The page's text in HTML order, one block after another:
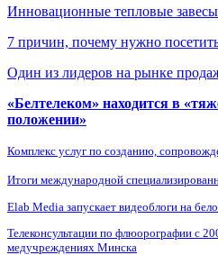
Инновационные тепловые завесы
7 причин, почему нужно
Один из лидеров на рынке
«Белтелеком» находится в
положении»
Комплекс услуг по созданию,
Итоги международной
Elab Media запускает видеоблоги на
Телеконсультации по флюорографии с
медучреждениях Минска